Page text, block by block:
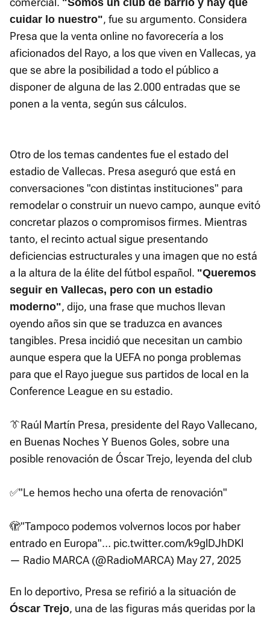
"Somos un club de barrio y hay que
cuidar lo nuestro", fue su argumento. Considera
Presa que la venta online no favorecería a los
aficionados del Rayo, a los que viven en Vallecas, ya
que se abre la posibilidad a todo el público a
disponer de alguna de las 2.000 entradas que se
ponen a la venta, según sus cálculos.
Otro de los temas candentes fue el estado del
estadio de Vallecas. Presa aseguró que está en
conversaciones "con distintas instituciones" para
remodelar o construir un nuevo campo, aunque evitó
concretar plazos o compromisos firmes. Mientras
tanto, el recinto actual sigue presentando
deficiencias estructurales y una imagen que no está
a la altura de la élite del fútbol español. "Queremos
seguir en Vallecas, pero con un estadio
moderno", dijo, una frase que muchos llevan
oyendo años sin que se traduzca en avances
tangibles. Presa incidió que necesitan un cambio
aunque espera que la UEFA no ponga problemas
para que el Rayo juegue sus partidos de local en la
Conference League en su estadio.
👔Raúl Martín Presa, presidente del Rayo Vallecano,
en Buenas Noches Y Buenos Goles, sobre una
posible renovación de Óscar Trejo, leyenda del club
✅"Le hemos hecho una oferta de renovación"
🫣"Tampoco podemos volvernos locos por haber
entrado en Europa"… pic.twitter.com/k9glDJhDKl
— Radio MARCA (@RadioMARCA) May 27, 2025
En lo deportivo, Presa se refirió a la situación de
Óscar Trejo, una de las figuras más queridas por la